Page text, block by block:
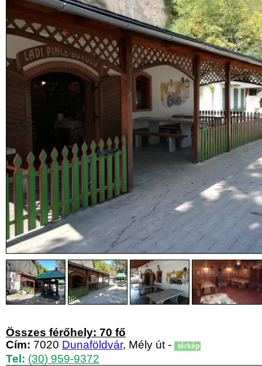
Összes férőhely: 70 fő
Cím: 7020 Dunaföldvár, Mély út - térkép
Tel: (30) 959-9372